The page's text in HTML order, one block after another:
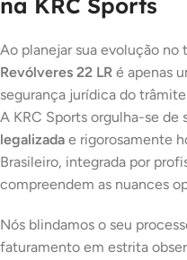
na KRC Sports
Ao planejar sua evolução
Revólveres 22 LR é apenas
segurança jurídica do
A KRC Sports orgulha-se de
legalizada e rigorosamente
Brasileiro, integrada por
compreendem as nuances
Nós blindamos o seu
faturamento em estrita